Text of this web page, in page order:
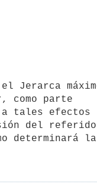
como parte
a tales efectos
del referido
determinará la